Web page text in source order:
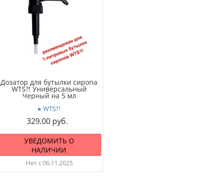
Дозатор для бутылки сиропа
WTS?! Универсальный
Черный на 5 мл
▸ WTS?!
329.00
УВЕДОМИТЬ О
НАЛИЧИИ
Нет с 06.11.2025